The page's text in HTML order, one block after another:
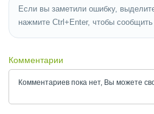
Если вы заметили ошибку,
нажмите Ctrl+Enter, чтобы
Комментарии
Комментариев пока нет, Вы можете